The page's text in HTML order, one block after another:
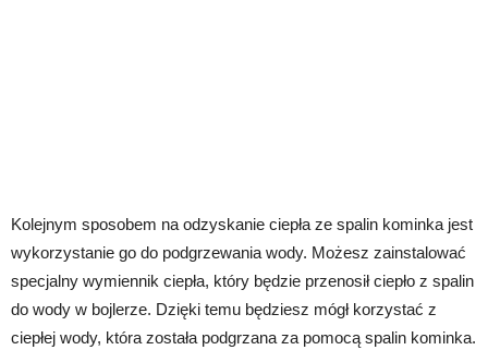
Kolejnym sposobem na odzyskanie ciepła ze spalin kominka jest
wykorzystanie go do podgrzewania wody. Możesz zainstalować
specjalny wymiennik ciepła, który będzie przenosił ciepło z spalin
do wody w bojlerze. Dzięki temu będziesz mógł korzystać z
ciepłej wody, która została podgrzana za pomocą spalin kominka.